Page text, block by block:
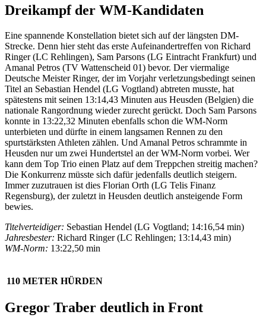
Dreikampf der WM-Kandidaten
Eine spannende Konstellation bietet sich auf der längsten DM-
Strecke. Denn hier steht das erste Aufeinandertreffen von Richard
Ringer (LC Rehlingen), Sam Parsons (LG Eintracht Frankfurt) und
Amanal Petros (TV Wattenscheid 01) bevor. Der viermalige
Deutsche Meister Ringer, der im Vorjahr verletzungsbedingt seinen
Titel an Sebastian Hendel (LG Vogtland) abtreten musste, hat
spätestens mit seinen 13:14,43 Minuten aus Heusden (Belgien) die
nationale Rangordnung wieder zurecht gerückt. Doch Sam Parsons
konnte in 13:22,32 Minuten ebenfalls schon die WM-Norm
unterbieten und dürfte in einem langsamen Rennen zu den
spurtstärksten Athleten zählen. Und Amanal Petros schrammte in
Heusden nur um zwei Hundertstel an der WM-Norm vorbei. Wer
kann dem Top Trio einen Platz auf dem Treppchen streitig machen?
Die Konkurrenz müsste sich dafür jedenfalls deutlich steigern.
Immer zuzutrauen ist dies Florian Orth (LG Telis Finanz
Regensburg), der zuletzt in Heusden deutlich ansteigende Form
bewies.
Titelverteidiger: Sebastian Hendel (LG Vogtland; 14:16,54 min)
Jahresbester: Richard Ringer (LC Rehlingen; 13:14,43 min)
WM-Norm: 13:22,50 min
110 METER HÜRDEN
Gregor Traber deutlich in Front